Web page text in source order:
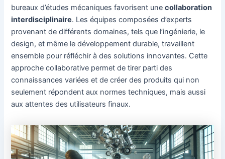
bureaux d’études mécaniques favorisent unecollaboration
interdisciplinaire. Les équipes composées d’experts
provenant de différents domaines, tels que l’ingénierie, le
design, et même le développement durable, travaillent
ensemble pour réfléchir à des solutions innovantes. Cette
approche collaborative permet de tirer parti des
connaissances variées et de créer des produits qui non
seulement répondent aux normes techniques, mais aussi
aux attentes des utilisateurs finaux.